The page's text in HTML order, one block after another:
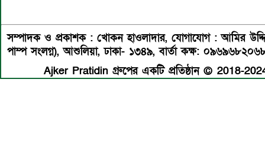
সম্পাদক ও প্রকাশক : খোকন হাওলাদার, যোগাযোগ : আমির
পাম্প সংলগ্ন), আশুলিয়া, ঢাকা- ১৩৪৯,বার্তা কক্ষ:
Ajker Pratidin গ্রুপের একটি প্রতিষ্ঠান © 2018-